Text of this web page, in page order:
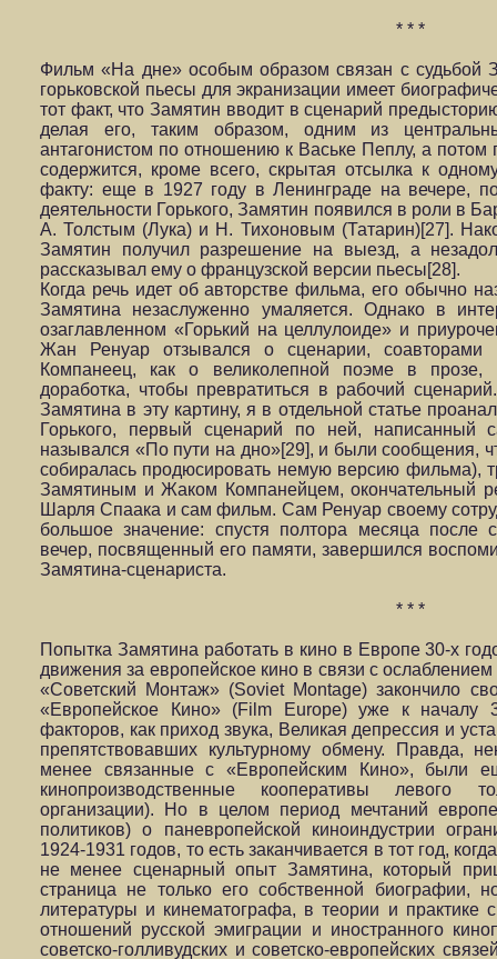
* * *
Фильм «На дне» особым образом связан с
горьковской пьесы для экранизации имеет
тот факт, что Замятин вводит в сценарий
делая его, таким образом, одним из
антагонистом по отношению к Ваське Пеплу, а потом
содержится, кроме всего, скрытая отсылка к
факту: еще в 1927 году в Ленинграде на вечере,
деятельности Горького, Замятин появился в роли в
А. Толстым (Лука) и Н. Тихоновым (Татарин)[27].
Замятин получил разрешение на выезд, а
рассказывал ему о французской версии пьесы[28].
Когда речь идет об авторстве фильма, его обычно
Замятина незаслуженно умаляется. Однако в
озаглавленном «Горький на целлулоиде» и
Жан Ренуар отзывался о сценарии,
Компанеец, как о великолепной поэме в прозе,
доработка, чтобы превратиться в рабочий
Замятина в эту картину, я в отдельной статье
Горького, первый сценарий по ней,
назывался «По пути на дно»[29], и были сообщения,
собиралась продюсировать немую версию фильма),
Замятиным и Жаком Компанейцем, окончательный
Шарля Спаака и сам фильм. Сам Ренуар своему
большое значение: спустя полтора месяца после
вечер, посвященный его памяти, завершился
Замятина-сценариста.
* * *
Попытка Замятина работать в кино в Европе 30-х
движения за европейское кино в связи с
«Советский Монтаж» (Soviet Montage) закончило
«Европейское Кино» (Film Europe) уже к началу
факторов, как приход звука, Великая депрессия и
препятствовавших культурному обмену. Правда,
менее связанные с «Европейским Кино», были
кинопроизводственные кооперативы левого
организации). Но в целом период мечтаний
политиков) о паневропейской киноиндустрии
1924-1931 годов, то есть заканчивается в тот год,
не менее сценарный опыт Замятина, который
страница не только его собственной биографии,
литературы и кинематографа, в теории и практике
отношений русской эмиграции и иностранного
советско-голливудских и советско-европейских